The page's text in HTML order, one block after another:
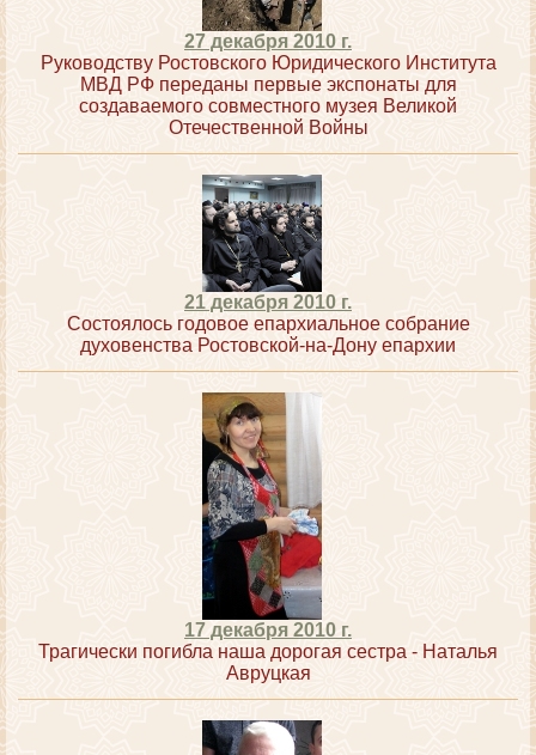
27 декабря 2010 г.
Руководству Ростовского Юридического Института
МВД РФ переданы первые экспонаты для
создаваемого совместного музея Великой
Отечественной Войны
21 декабря 2010 г.
Состоялось годовое епархиальное собрание
духовенства Ростовской-на-Дону епархии
17 декабря 2010 г.
Трагически погибла наша дорогая сестра - Наталья
Авруцкая